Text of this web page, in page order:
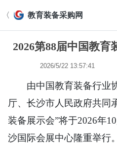
〈 教育装备采购网
2026第88届中国教育
2026/5/22 13:57:41
由中国教育装备行业
厅、长沙市人民政府共同
装备展示会”将于2026年
沙国际会展中心隆重举行